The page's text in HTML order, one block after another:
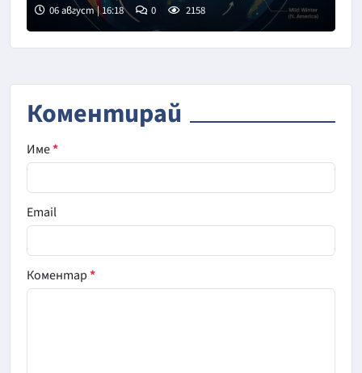
06 август | 16:18 0 2158
Коментирай
Име*
Email
Коментар*